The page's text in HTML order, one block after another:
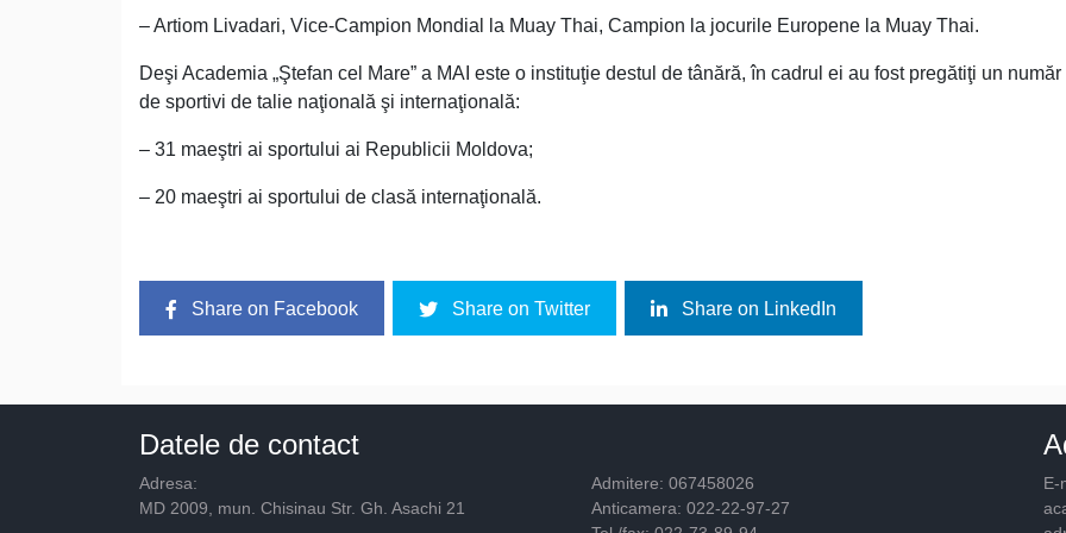
– Artiom Livadari, Vice-Campion Mondial la Muay Thai, Campion la jocurile Europene la Muay Thai.
Deşi Academia „Ştefan cel Mare” a MAI este o instituţie destul de tânără, în cadrul ei au fost pregătiţi un număr
de sportivi de talie naţională şi internaţională:
– 31 maeştri ai sportului ai Republicii Moldova;
– 20 maeştri ai sportului de clasă internaţională.
Share on Facebook Share on Twitter Share on LinkedIn
Datele de contact
Adresa:
MD 2009, mun. Chisinau Str. Gh. Asachi 21
Admitere: 067458026
Anticamera: 022-22-97-27
E-